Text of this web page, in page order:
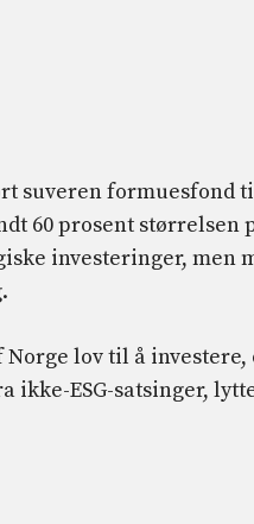
suveren formuesfond
60 prosent størrelsen
investeringer,
lov til å
ikke-ESG-satsinger,